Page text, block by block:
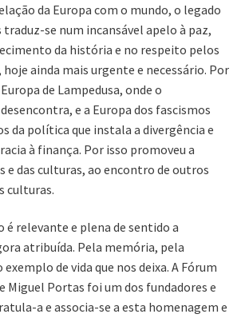
da Europa com o mundo, o legado
se num incansável apelo à paz,
da história e no respeito pelos
ainda mais urgente e necessário. Por
de Lampedusa, onde o
e a Europa dos fascismos
da política que instala a divergência e
à finança. Por isso promoveu a
e das culturas, ao encontro de outros
culturas.
é relevante e plena de sentido a
atribuída. Pela memória, pela
de vida que nos deixa. A Fórum
Miguel Portas foi um dos fundadores e
a e associa-se a esta homenagem e